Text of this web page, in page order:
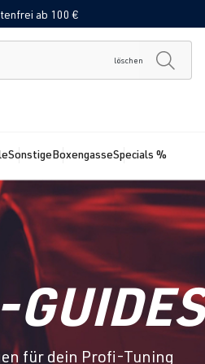
ab 100 €
löschen
SonstigeBoxengasseSpecials %
für dein Profi-Tuning